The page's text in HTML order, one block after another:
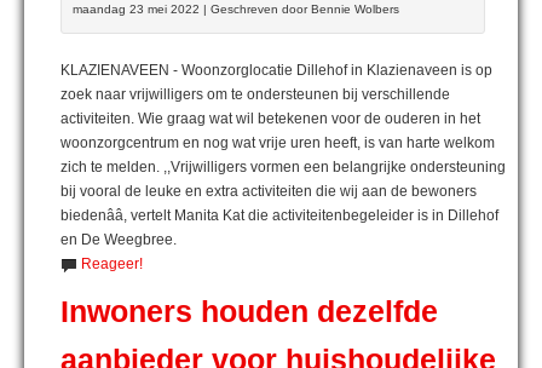
maandag 23 mei 2022 | Geschreven door Bennie Wolbers
KLAZIENAVEEN - Woonzorglocatie Dillehof in Klazienaveen is op
zoek naar vrijwilligers om te ondersteunen bij verschillende
activiteiten. Wie graag wat wil betekenen voor de ouderen in het
woonzorgcentrum en nog wat vrije uren heeft, is van harte welkom
zich te melden. ,,Vrijwilligers vormen een belangrijke ondersteuning
bij vooral de leuke en extra activiteiten die wij aan de bewoners
biedenââ, vertelt Manita Kat die activiteitenbegeleider is in Dillehof
en De Weegbree.
Reageer!
Inwoners houden dezelfde
aanbieder voor huishoudelijke